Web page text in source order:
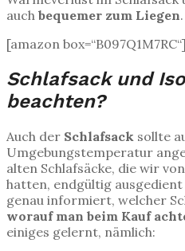
auch bequemer zum Liegen.
[amazon box=“B097Q1M7RC“]
Schlafsack und
beachten?
Auch der Schlafsack sollte
Umgebungstemperatur
alten Schlafsäcke, die wir
hatten, endgültig
genau informiert, welcher
worauf man beim Kauf
einiges gelernt, nämlich: